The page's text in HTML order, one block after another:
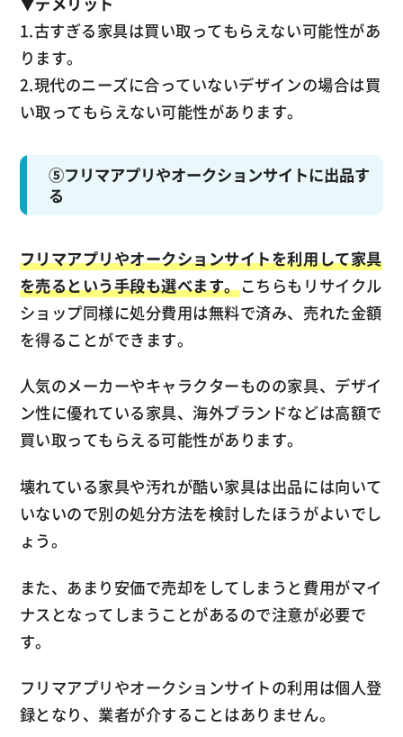
1.古すぎる家具は買い取ってもらえない可能性があ
ります。
2.現代のニーズに合っていないデザインの場合は買
い取ってもらえない可能性があります。
⑤フリマアプリやオークションサイトに出品す
る
フリマアプリやオークションサイトを利用して家具
を売るという手段も選べます。こちらもリサイクル
ショップ同様に処分費用は無料で済み、売れた金額
を得ることができます。
人気のメーカーやキャラクターものの家具、デザイ
ン性に優れている家具、海外ブランドなどは高額で
買い取ってもらえる可能性があります。
壊れている家具や汚れが酷い家具は出品には向いて
いないので別の処分方法を検討したほうがよいでし
ょう。
また、あまり安価で売却をしてしまうと費用がマイ
ナスとなってしまうことがあるので注意が必要で
す。
フリマアプリやオークションサイトの利用は個人登
録となり、業者が介することはありません。